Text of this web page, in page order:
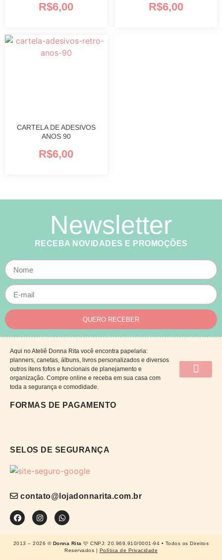
R$6,00 R$6,00
CARTELA DE ADESIVOS
ANOS 90
R$6,00
Newsletter
RECEBA NOVIDADES E PROMOÇÕES
QUERO RECEBER
Aqui no Ateliê Donna Rita você encontra papelaria:
planners, canetas, álbuns, livros personalizados e diversos
outros itens fofos e funcionais de planejamento e
organização. Compre online e receba em sua casa com
toda a segurança e comodidade.
FORMAS DE PAGAMENTO
SELOS DE SEGURANÇA
contato@lojadonnarita.com.br
2013 – 2026 © Donna Rita 🩷 CNPJ: 20.969.910/0001-94 • Todos os Direitos
Reservados | Política de Privacidade